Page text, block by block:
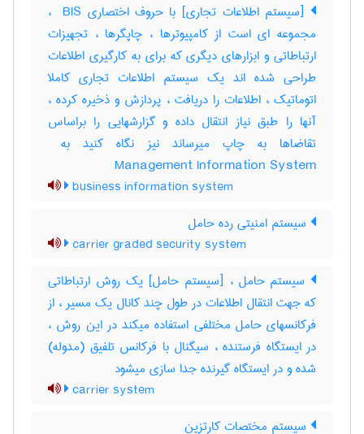
[سیستم اطلاعات تجاری] با حروف اختصاری ‎ BIS ،
مجموعه ای است از کامپیوترها ، چاپگرها ، تجهیزات
ارتباطاتی و ابزارهای دیگری که برای به کارگیری اطلاعات
طراحی شده اند یک سیستم اطلاعات تجاری کاملا
اتوماتیک ، اطلاعات را دریافت ، پردازش و ذخیره کرده ،
آنها را طبق نیاز انتقال داده و گزارشهایی را براساس
Management Information System
business information system
سیستم امنیتی رده حامل
carrier graded security system
سیستم حامل ، [سیستم حامل] یک روش ارتباطاتی
که جهت انتقال اطلاعات در طول چند کانال یک مسیر ، از
فرکانسهای حامل مختلفی استفاده میکند در این روش ،
در ایستگاه فرستنده ، سیگنال با فرکانس تلفیق (مدوله)
شده و در ایستگاه گیرنده جدا سازی میشود
carrier system
سیستم مختصات کارتزین